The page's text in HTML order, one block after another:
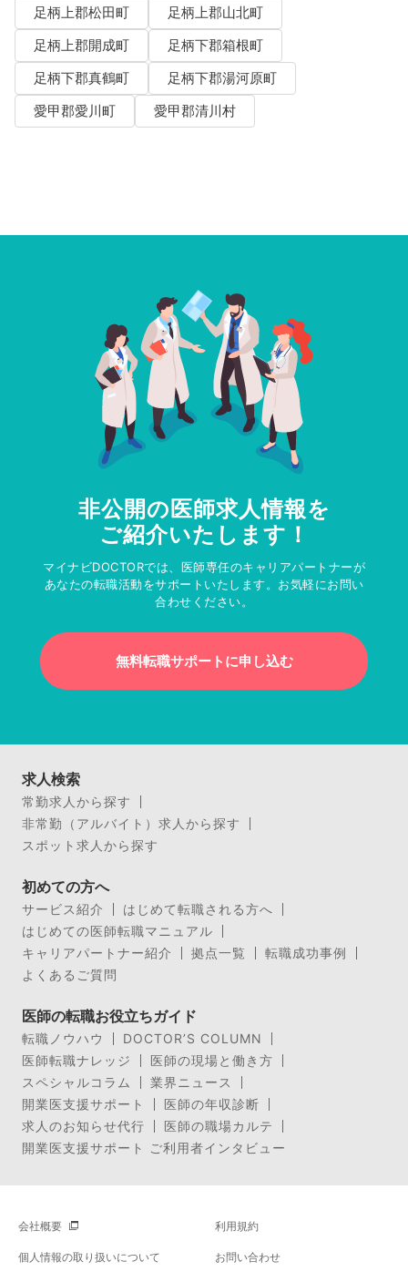
足柄上郡松田町
足柄上郡山北町
足柄上郡開成町
足柄下郡箱根町
足柄下郡真鶴町
足柄下郡湯河原町
愛甲郡愛川町
愛甲郡清川村
非公開の医師求人情報を
ご紹介いたします！
マイナビDOCTORでは、医師専任のキャリアパートナーが
あなたの転職活動をサポートいたします。お気軽にお問い
合わせください。
無料転職サポートに申し込む
求人検索
常勤求人から探す
非常勤（アルバイト）求人から探す
スポット求人から探す
初めての方へ
サービス紹介
はじめて転職される方へ
はじめての医師転職マニュアル
キャリアパートナー紹介
拠点一覧
転職成功事例
よくあるご質問
医師の転職お役立ちガイド
転職ノウハウ
DOCTOR’S COLUMN
医師転職ナレッジ
医師の現場と働き方
スペシャルコラム
業界ニュース
開業医支援サポート
医師の年収診断
求人のお知らせ代行
医師の職場カルテ
開業医支援サポート ご利用者インタビュー
会社概要 利用規約
個人情報の取り扱いについて お問い合わせ